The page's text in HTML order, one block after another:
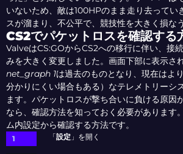
いないため、敵は100HPのまま走り去ってい
スが溜まり、不公平で、競技性を大きく損な
CS2でパケットロスを確認する
ValveはCS:GOからCS2への移行に伴い、接
みを大きく変更しました。画面下部に表示さ
net_graph 1は過去のものとなり、現在はよ
分かりにくい場合もある）なテレメトリーシ
ます。パケットロスが撃ち合いに負ける原因
なら、確認方法を知っておく必要があります
ム内設定から確認する方法です。
「設定 」を開く